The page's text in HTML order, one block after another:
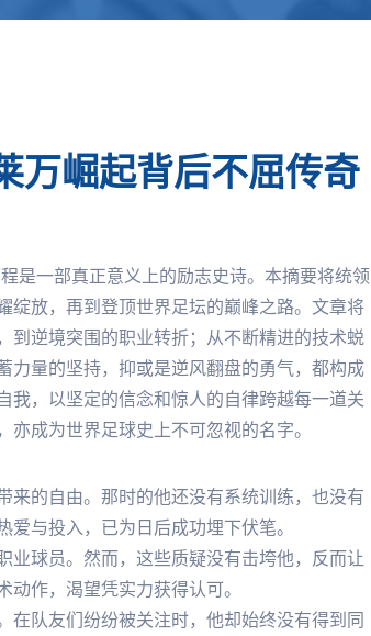
万崛起背后不屈传奇
是一部真正意义上的励志史诗。本摘要将统领
绽放，再到登顶世界足坛的巅峰之路。文章将
到逆境突围的职业转折；从不断精进的技术蜕
力量的坚持，抑或是逆风翻盘的勇气，都构成
我，以坚定的信念和惊人的自律跨越每一道关
成为世界足球史上不可忽视的名字。
来的自由。那时的他还没有系统训练，也没有
与投入，已为日后成功埋下伏笔。
业球员。然而，这些质疑没有击垮他，反而让
作，渴望凭实力获得认可。
在队友们纷纷被关注时，他却始终没有得到同